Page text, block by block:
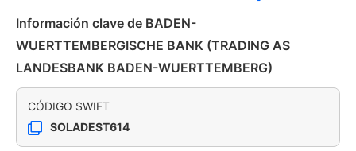
Información clave de BADEN-
WUERTTEMBERGISCHE BANK (TRADING AS
LANDESBANK BADEN-WUERTTEMBERG)
CÓDIGO SWIFT
SOLADEST614